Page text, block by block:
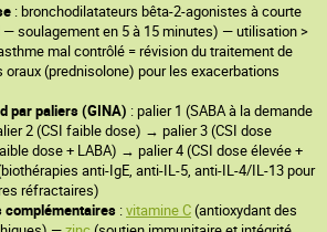
: bronchodilatateurs bêta-2-agonistes à courte
soulagement en 5 à 15 minutes) — utilisation >
mal contrôlé = révision du traitement de
(prednisolone) pour les exacerbations
par paliers (GINA) : palier 1 (SABA à la demande
2 (CSI faible dose) → palier 3 (CSI dose
dose + LABA) → palier 4 (CSI dose élevée +
anti-IgE, anti-IL-5, anti-IL-4/IL-13 pour
réfractaires)
complémentaires :vitamine C(antioxydant des